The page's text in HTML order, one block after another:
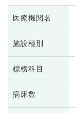
医療機関名
施設種別
標榜科目
病床数